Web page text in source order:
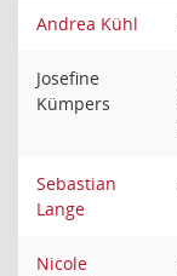
Andrea Kühl
Josefine
Kümpers
Sebastian
Lange
Nicole